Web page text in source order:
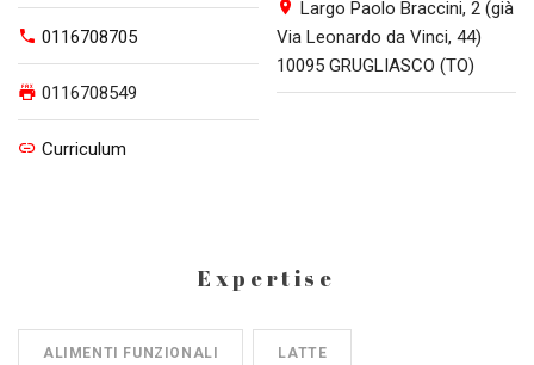
0116708705
0116708549
Curriculum
Largo Paolo Braccini, 2 (già
Via Leonardo da Vinci, 44)
10095 GRUGLIASCO (TO)
Expertise
ALIMENTI FUNZIONALI LATTE